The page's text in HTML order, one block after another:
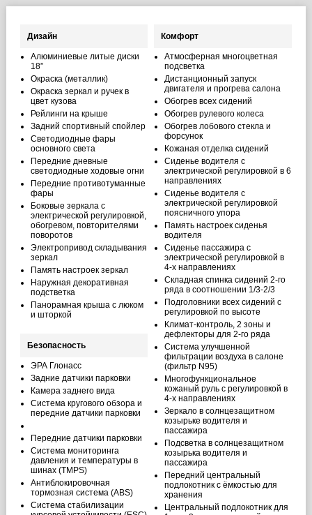
Дизайн
Алюминиевые литые диски
18”
Окраска (металлик)
Окраска зеркал и ручек в
цвет кузова
Рейлинги на крыше
Задний спортивный спойлер
Светодиодные фары
основного света
Передние дневные
светодиодные ходовые огни
Передние противотуманные
фары
Боковые зеркала с
электрической регулировкой,
обогревом, повторителями
поворотов
Электропривод складывания
зеркал
Память настроек зеркал
Наружная декоративная
подстветка
Панорамная крыша с люком
и шторкой
Безопасность
ЭРА Глонасс
Задние датчики парковки
Камера заднего вида
Система кругового обзора и
передние датчики парковки
Передние датчики парковки
Система мониторинга
давления и температуры в
шинах (TMPS)
Антиблокировочная
тормозная система (ABS)
Система стабилизации
Комфорт
Атмосферная многоцветная
подсветка
Дистанционный запуск
двигателя и прогрева салона
Обогрев всех сидений
Обогрев рулевого колеса
Обогрев лобового стекла и
форсунок
Кожаная отделка сидений
Сиденье водителя с
электрической регулировкой в 6
направлениях
Сиденье водителя с
электрической регулировкой
поясничного упора
Память настроек сиденья
водителя
Сиденье пассажира с
электрической регулировкой в
4-х направлениях
Складная спинка сидений 2-го
ряда в соотношении 1/3-2/3
Подголовники всех сидений с
регулировкой по высоте
Климат-контроль, 2 зоны и
дефлекторы для 2-го ряда
Система улучшенной
фильтрации воздуха в салоне
(фильтр N95)
Многофункциональное
кожаный руль с регулировкой в
4-х направлениях
Зеркало в солнцезащитном
козырьке водителя и
пассажира
Подсветка в солнцезащитном
козырька водителя и
пассажира
Передний центральный
подлокотник с ёмкостью для
хранения
Центральный подлокотник для